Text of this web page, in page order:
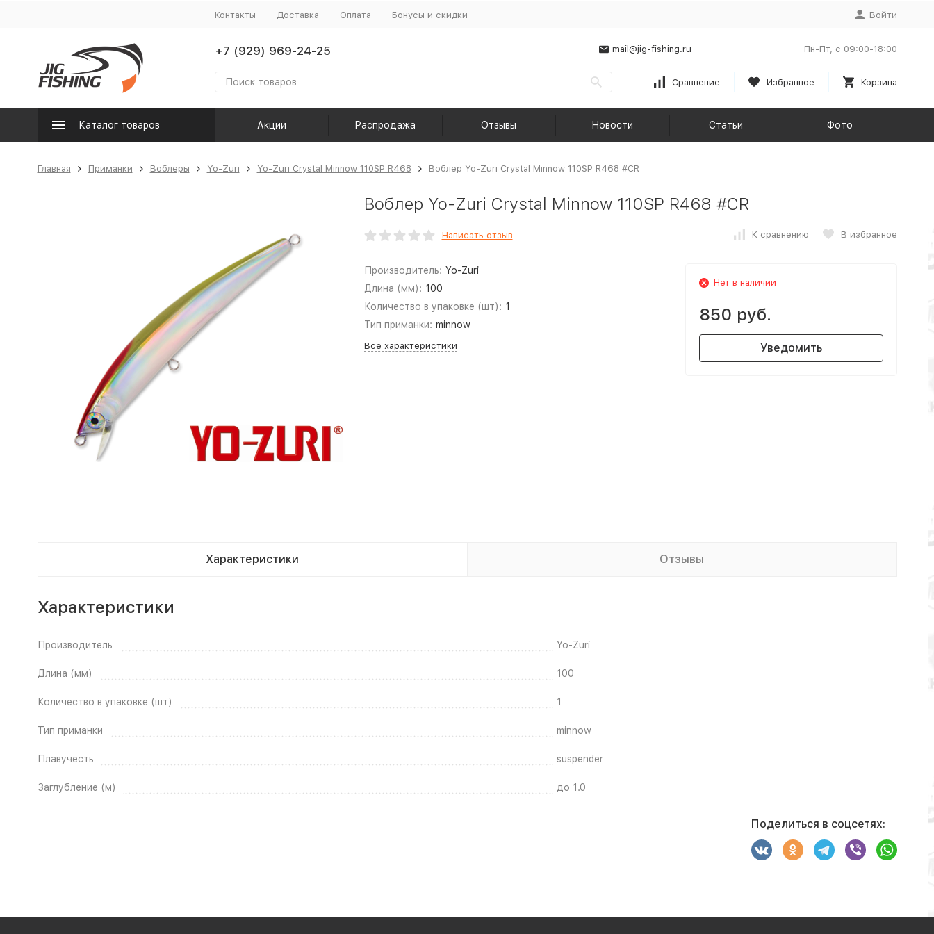
Контакты Доставка Оплата Бонусы и скидки Войти
+7 (929) 969-24-25 mail@jig-fishing.ru Пн-Пт, с 09:00-18:00
Сравнение Избранное Корзина
Каталог товаров Акции Распродажа Отзывы Новости Статьи Фото
Главная Приманки Воблеры Yo-Zuri Yo-Zuri Crystal Minnow 110SP R468 Воблер Yo-Zuri Crystal Minnow 110SP R468 #CR
Воблер Yo-Zuri Crystal Minnow 110SP R468 #CR
Написать отзыв К сравнению В избранное
Производитель: Yo-Zuri
Длина (мм): 100
Количество в упаковке (шт): 1
Тип приманки: minnow
Все характеристики
Нет в наличии
850 руб.
Уведомить
Характеристики Отзывы
Характеристики
Производитель Yo-Zuri
Длина (мм) 100
Количество в упаковке (шт) 1
Тип приманки minnow
Плавучесть suspender
Заглубление (м) до 1.0
Поделиться в соцсетях: